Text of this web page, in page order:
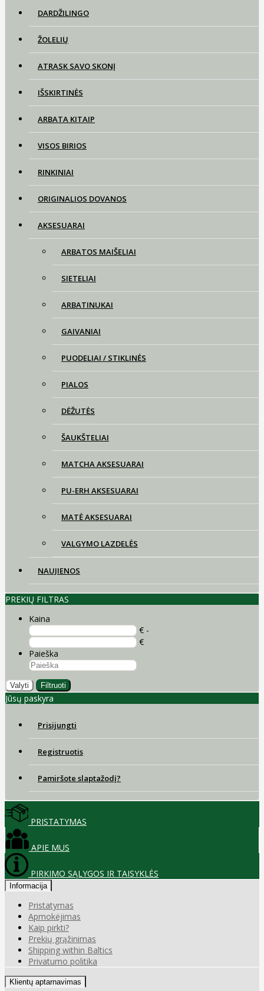
DARDŽILINGO
ŽOLELIŲ
ATRASK SAVO SKONĮ
IŠSKIRTINĖS
ARBATA KITAIP
VISOS BIRIOS
RINKINIAI
ORIGINALIOS DOVANOS
AKSESUARAI
ARBATOS MAIŠELIAI
SIETELIAI
ARBATINUKAI
GAIVANIAI
PUODELIAI / STIKLINĖS
PIALOS
DĖŽUTĖS
ŠAUKŠTELIAI
MATCHA AKSESUARAI
PU-ERH AKSESUARAI
MATĖ AKSESUARAI
VALGYMO LAZDELĖS
NAUJIENOS
PREKIŲ FILTRAS
Kaina
€ -
€
Paieška
Valyti Filtruoti
Jūsų paskyra
Prisijungti
Registruotis
Pamiršote slaptažodį?
PRISTATYMAS
APIE MUS
PIRKIMO SĄLYGOS IR TAISYKLĖS
Informacija
Pristatymas
Apmokėjimas
Kaip pirkti?
Prekių grąžinimas
Shipping within Baltics
Privatumo politika
Klientų aptarnavimas